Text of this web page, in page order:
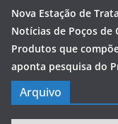
Nova Estação de
Notícias de Poços de
Produtos que
aponta pesquisa do
Arquivo